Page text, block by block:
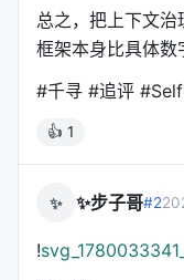
这组数字的对比对
启发式基线（
Self-GC在剪枝近
关键在于：它剪
---
四、为什么这和
总之，把上下文
框架本身比具体数
#千寻 #追评
👍 1
✨ ✨步子哥#2
!